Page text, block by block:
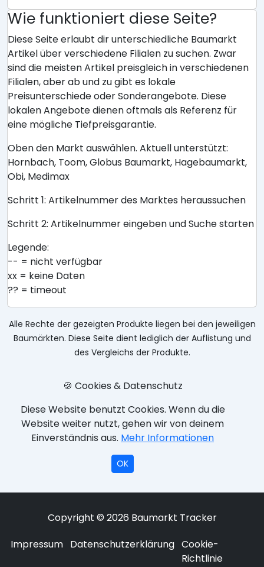
Wie funktioniert diese Seite?
Diese Seite erlaubt dir unterschiedliche Baumarkt
Artikel über verschiedene Filialen zu suchen. Zwar
sind die meisten Artikel preisgleich in verschiedenen
Filialen, aber ab und zu gibt es lokale
Preisunterschiede oder Sonderangebote. Diese
lokalen Angebote dienen oftmals als Referenz für
eine mögliche Tiefpreisgarantie.
Oben den Markt auswählen. Aktuell unterstützt:
Hornbach, Toom, Globus Baumarkt, Hagebaumarkt,
Obi, Medimax
Schritt 1: Artikelnummer des Marktes heraussuchen
Schritt 2: Artikelnummer eingeben und Suche starten
Legende:
-- = nicht verfügbar
xx = keine Daten
?? = timeout
Alle Rechte der gezeigten Produkte liegen bei den jeweiligen
Baumärkten. Diese Seite dient lediglich der Auflistung und
des Vergleichs der Produkte.
🍪 Cookies & Datenschutz
Diese Website benutzt Cookies. Wenn du die
Website weiter nutzt, gehen wir von deinem
Einverständnis aus. Mehr Informationen
OK
Copyright © 2026 Baumarkt Tracker
Impressum Datenschutzerklärung Cookie-
Richtlinie